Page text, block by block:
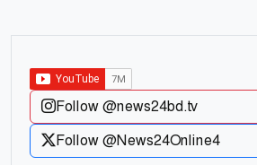
Follow @news24bd.tv
Follow @News24Online4